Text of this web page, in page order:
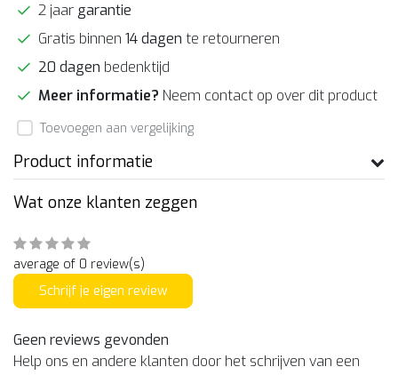
2 jaar garantie
Gratis binnen 14 dagen te retourneren
20 dagen bedenktijd
Meer informatie? Neem contact op over dit product
Toevoegen aan vergelijking
Product informatie
Wat onze klanten zeggen
average of 0 review(s)
Schrijf je eigen review
Geen reviews gevonden
Help ons en andere klanten door het schrijven van een